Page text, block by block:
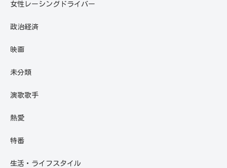
女性レーシングドライバー
政治経済
映画
未分類
演歌歌手
熱愛
特番
生活・ライフスタイル